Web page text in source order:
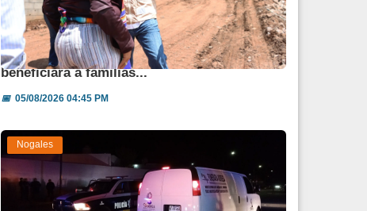
Avanza obra de pavimentación que
beneficiará a familias...
📅05/08/2026 04:45 PM
Nogales